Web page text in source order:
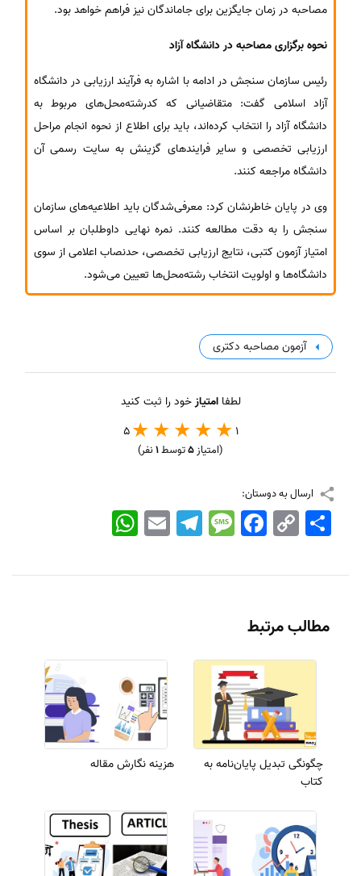
مصاحبه در زمان جایگزین برای جاماندگان نیز فراهم خواهد بود.
نحوه برگزاری مصاحبه در دانشگاه آزاد
رئیس سازمان سنجش در ادامه با اشاره به فرآیند ارزیابی در دانشگاه
آزاد اسلامی گفت: متقاضیانی که کدرشته‌محل‌های مربوط به
دانشگاه آزاد را انتخاب کرده‌اند، باید برای اطلاع از نحوه انجام مراحل
ارزیابی تخصصی و سایر فرایندهای گزینش به سایت رسمی آن
دانشگاه مراجعه کنند.
وی در پایان خاطرنشان کرد: معرفی‌شدگان باید اطلاعیه‌های سازمان
سنجش را به دقت مطالعه کنند. نمره نهایی داوطلبان بر اساس
امتیاز آزمون کتبی، نتایج ارزیابی تخصصی، حدنصاب اعلامی از سوی
دانشگاه‌ها و اولویت انتخاب رشته‌محل‌ها تعیین می‌شود.
آزمون مصاحبه دکتری
لطفاامتیازخود را ثبت کنید
1
5
(امتیاز5توسط1نفر)
ارسال به دوستان:
WhatsApp EmailTelegramMessageFacebook Copy
Link
اشتراک
مطالب مرتبط
چگونگی تبدیل پایان‌نامه به
کتاب
هزینه نگارش مقاله